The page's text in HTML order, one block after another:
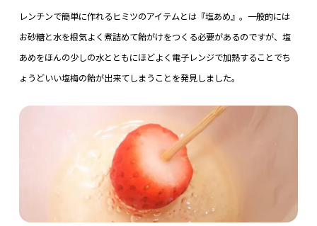
レンチンで簡単に作れるヒミツのアイテムとは『塩あめ』。一般的には
お砂糖と水を根気よく煮詰めて飴がけをつくる必要があるのですが、塩
あめをほんの少しの水とともにほどよく電子レンジで加熱することでち
ょうどいい塩梅の飴が出来てしまうことを発見しました。